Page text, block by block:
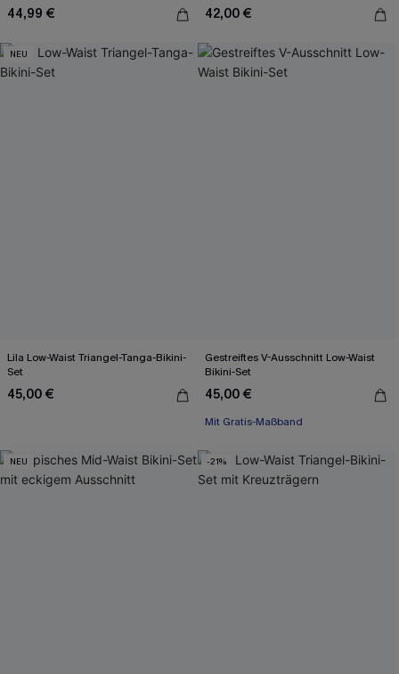
44,99 € 42,00 €
NEU
Lila Low-Waist Triangel-Tanga-Bikini-
Set
45,00 €
Gestreiftes V-Ausschnitt Low-Waist
Bikini-Set
45,00 €
Mit Gratis-Maßband
NEU -21%